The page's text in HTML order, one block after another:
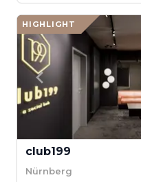
HIGHLIGHT
club199
Nürnberg